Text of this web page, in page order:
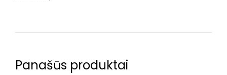
Panašūs produktai